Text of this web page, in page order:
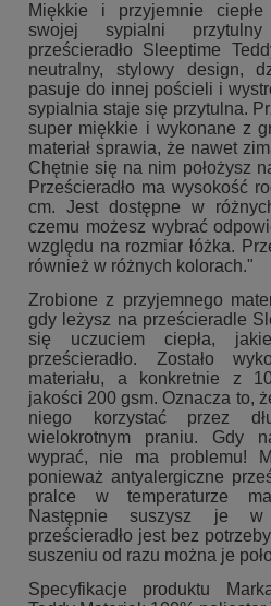
Miękkie i przyjemnie
swojej sypialni
prześcieradło Sleeptime
neutralny, stylowy design,
pasuje do innej pościeli i
sypialnia staje się przytulna.
super miękkie i wykonane z
materiał sprawia, że nawet
Chętnie się na nim położysz
Prześcieradło ma wysokość
cm. Jest dostępne w
czemu możesz wybrać
względu na rozmiar łóżka.
również w różnych kolorach."
Zrobione z przyjemnego
gdy leżysz na prześcieradle
się uczuciem ciepła,
prześcieradło. Zostało
materiału, a konkretnie z
jakości 200 gsm. Oznacza to,
niego korzystać przez
wielokrotnym praniu. Gdy
wyprać, nie ma problemu!
ponieważ antyalergiczne
pralce w temperaturze
Następnie suszysz je w
prześcieradło jest bez
suszeniu od razu można je
Specyfikacje produktu